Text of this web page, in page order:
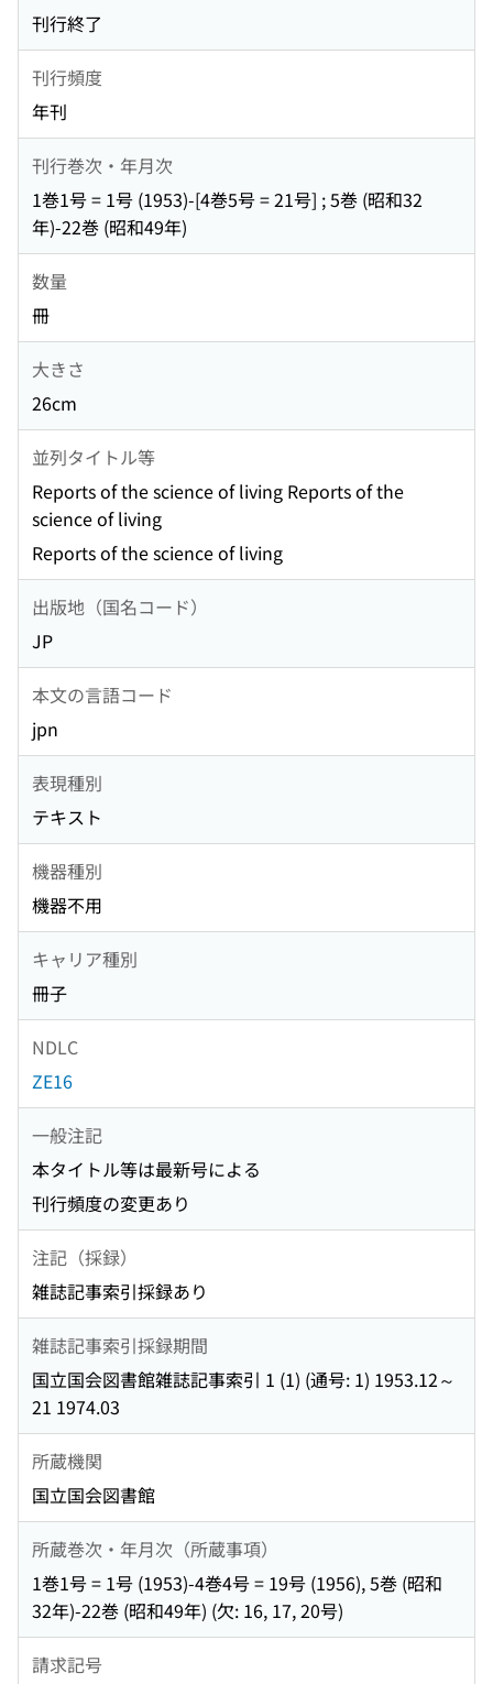
刊行終了
刊行頻度
年刊
刊行巻次・年月次
1巻1号 = 1号 (1953)-[4巻5号 = 21号] ; 5巻 (昭和32
年)-22巻 (昭和49年)
数量
冊
大きさ
26cm
並列タイトル等
Reports of the science of living Reports of the
science of living
Reports of the science of living
出版地（国名コード）
JP
本文の言語コード
jpn
表現種別
テキスト
機器種別
機器不用
キャリア種別
冊子
NDLC
ZE16
一般注記
本タイトル等は最新号による
刊行頻度の変更あり
注記（採録）
雑誌記事索引採録あり
雑誌記事索引採録期間
国立国会図書館雑誌記事索引 1 (1) (通号: 1) 1953.12～
21 1974.03
所蔵機関
国立国会図書館
所蔵巻次・年月次（所蔵事項）
1巻1号 = 1号 (1953)-4巻4号 = 19号 (1956), 5巻 (昭和
32年)-22巻 (昭和49年) (欠: 16, 17, 20号)
請求記号